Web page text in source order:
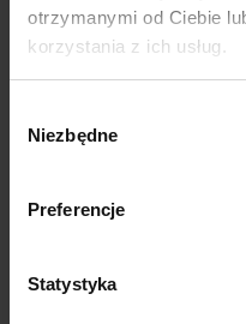
otrzymanymi od Ciebie
korzystania z ich usług.
zgody
Niezbędne
Preferencje
Statystyka